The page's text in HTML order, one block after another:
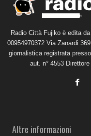
Radio Città Fujiko è edita
00954970372 Via Zanardi
giornalistica registrata
aut. n° 4553
Altre informazioni